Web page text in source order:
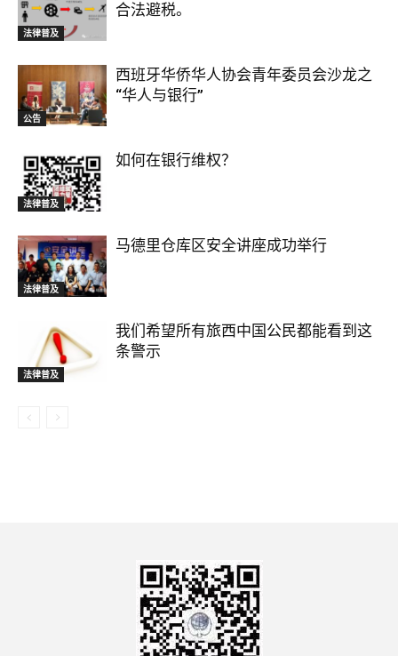
法律普及
合法避税。
公告
西班牙华侨华人协会青年委员会沙龙之
“华人与银行”
法律普及
如何在银行维权？
法律普及
马德里仓库区安全讲座成功举行
法律普及
我们希望所有旅西中国公民都能看到这
条警示